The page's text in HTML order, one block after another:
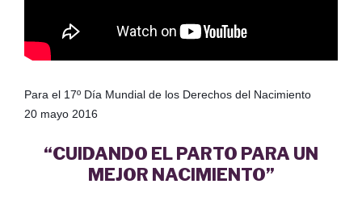
Para el 17º Día Mundial de los Derechos del Nacimiento
20 mayo 2016
“CUIDANDO EL PARTO PARA UN
MEJOR NACIMIENTO”